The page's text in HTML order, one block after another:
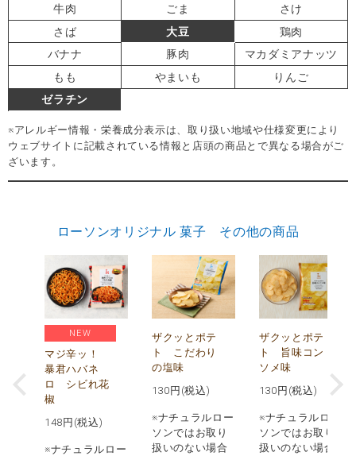
牛肉
ごま
さけ
さば
大豆
鶏肉
バナナ
豚肉
マカダミアナッツ
もも
やまいも
りんご
ゼラチン
※アレルギー情報・栄養成分表示は、取り扱い地域や仕様変更により
ウェブサイトに記載されている情報と店頭の商品とで異なる場合がご
ざいます。
ローソンオリジナル 菓子 その他の商品
NEW
マジ辛ッ！
暴君ハバネ
ロ シビれ花
椒
148 円(税込)
※ナチュラルロー
ザクッとポテ
ト こだわり
の塩味
130 円(税込)
※ナチュラルロー
ソンではお取り
扱いのない場合
ザクッとポテ
ト 旨味コン
ソメ味
130 円(税込)
※ナチュラルロー
ソンではお取り
扱いのない場合